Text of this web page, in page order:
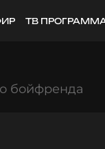
ТВ
бойфренда